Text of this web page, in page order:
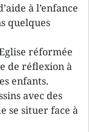
à l’enfance
quelques
réformée
de réflexion à
enfants.
avec des
se situer face à